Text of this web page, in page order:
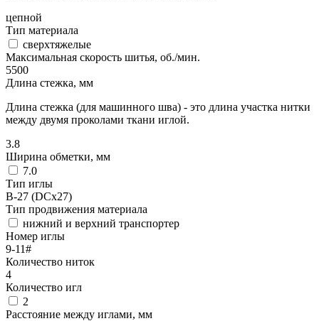
цепной
Тип материала
сверхтяжелые
Максимальная скорость шитья, об./мин.
5500
Длина стежка, мм
Длина стежка (для машинного шва) - это длина участка нитки
между двумя проколами ткани иглой.
3.8
Ширина обметки, мм
7.0
Тип иглы
B-27 (DCx27)
Тип продвижения материала
нижний и верхний транспортер
Номер иглы
9-11#
Количество ниток
4
Количество игл
2
Расстояние между иглами, мм